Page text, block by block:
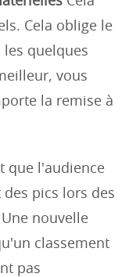
Cela oblige le
les quelques
vous
la remise à
que l'audience
pics lors des
nouvelle
classement
pas